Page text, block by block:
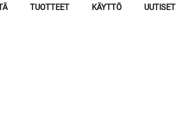
TUOTTEET KÄYTTÖ UUTISET